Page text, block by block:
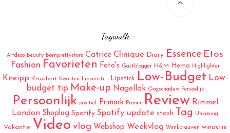
Tagwolk
Artdeco Beauty Bornprettystore Catrice Clinique Diary Essence Etos
Fashion Favorieten Foto's Gastblogger H&M Hema Highlighter
Kneipp Kruidvat Kwasten Lippenstift Lipstick Low-Budget Low-
budget tip Make-up Nagellak Oogschaduw Persoolijk
Persoonlijk positief Primark Primer Review Rimmel
London Shoplog Spotify Spotify update stash Tag Unboxing
Vakantie Video vlog Webshop Weekvlog Wenkbrauwen winactie